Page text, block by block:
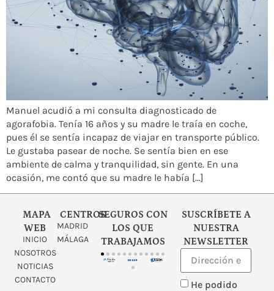
Manuel acudió a mi consulta diagnosticado de
agorafobia. Tenía 16 años y su madre le traía en coche,
pues él se sentía incapaz de viajar en transporte público.
Le gustaba pasear de noche. Se sentía bien en ese
ambiente de calma y tranquilidad, sin gente. En una
ocasión, me contó que su madre le había […]
MAPA
WEB
INICIO
NOSOTROS
NOTICIAS
CONTACTO
CENTROS
MADRID
MÁLAGA
SEGUROS CON
LOS QUE
TRABAJAMOS
SUSCRÍBETE A
NUESTRA
NEWSLETTER
He podido